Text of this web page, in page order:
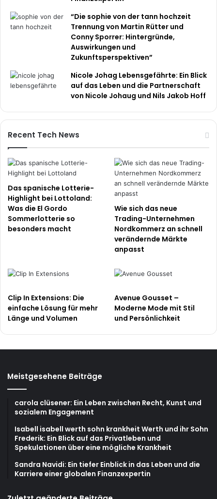
“Die sophie von der tann hochzeit
Trennung von Martin Rütter und
Conny Sporrer: Hintergründe,
Auswirkungen und
Zukunftsperspektiven”
Nicole Johag Lebensgefährte: Ein Blick
auf das Leben und die Partnerschaft
von Nicole Johaug und Nils Jakob Hoff
Recent Tech News
Das spanische Lotterie-
Highlight bei Lottoland:
Was die El Gordo
Sommerlotterie so
besonders macht
Wie sich das neue
Trading-Unternehmen
Nordkommerz an schnell
verändernde Märkte
anpasst
Clip In Extensions: Die
einfache Lösung für mehr
Länge und Volumen
Avenue Gousset –
Moderne Mode mit Stil
und Persönlichkeit
Meistgesehene Beiträge
carola clüsener: Ein Leben zwischen Recht, Kunst und
sozialem Engagement
Isabell isabell werth sohn krankheit Werth und ihr Sohn
Frederik: Ein Blick auf das Privatleben und
Spekulationen über eine mögliche Krankheit
Sandra Navidi: Ein tiefer Einblick in das Leben und die
Karriere einer globalen Finanzexpertin